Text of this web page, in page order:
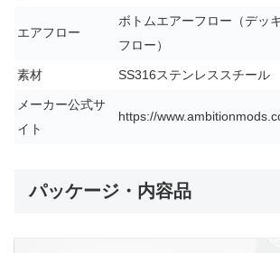
エアフロー
ボトムエアーフロー（デッ
フロー）
素材 SS316ステンレススチール
メーカー公式サ
イト
https://
パッケージ・内容品